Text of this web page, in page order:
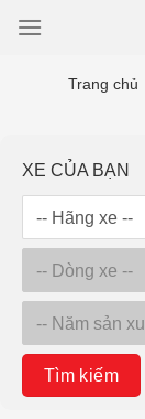
qua
Trang chủ
XE CỦA BẠN
Tìm kiếm